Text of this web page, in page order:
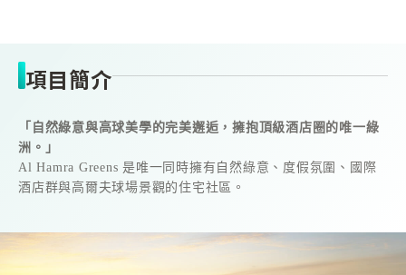
項目簡介
「自然綠意與高球美學的完美邂逅，擁抱頂級酒店圈的唯一綠
洲。」
Al Hamra Greens 是唯一同時擁有自然綠意、度假氛圍、國際
酒店群與高爾夫球場景觀的住宅社區。